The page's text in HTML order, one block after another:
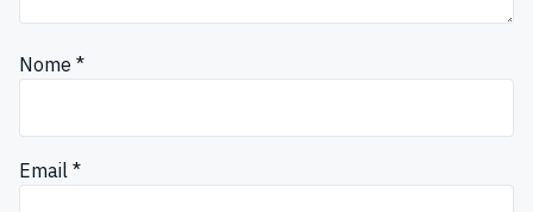
Nome *
Email *